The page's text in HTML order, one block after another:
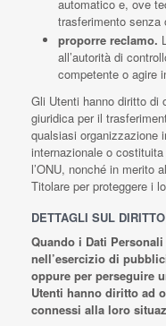
automatico e, ove
trasferimento senza
proporre reclamo.
all’autorità di
competente o agire
Gli Utenti hanno diritto di
giuridica per il
qualsiasi organizzazione
internazionale o
l’ONU, nonché in merito
Titolare per proteggere i
DETTAGLI SUL
Quando i Dati
nell’esercizio di
oppure per perseguire
Utenti hanno diritto ad
connessi alla loro